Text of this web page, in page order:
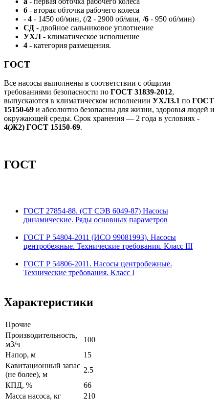
б - вторая обточка рабочего колеса
- 4 - 1450 об/мин, (/2 - 2900 об/мин, /6 - 950 об/мин)
СД - двойное сальниковое уплотнение
УХЛ - климатическое исполнение
4 - категория размещения.
ГОСТ
Все насосы выполнены в соответствии с общими
требованиями безопасности по ГОСТ 31839-2012,
выпускаются в климатическом исполнении УХЛ3.1 по ГОСТ
15150-69 и абсолютно безопасны для жизни, здоровья людей и
окружающей среды. Срок хранения — 2 года в условиях -
4(Ж2) ГОСТ 15150-69.
ГОСТ
ГОСТ 27854-88. (СТ СЭВ 6049-87) Насосы
динамические. Ряды основных параметров
ГОСТ Р 54804-2011 (ИСО 99081993). Насосы
центробежные. Технические требования. Класс III
ГОСТ Р 54806-2011. Насосы центробежные.
Технические требования. Класс I
Характеристики
Прочие
Производительность,
м3/ч
100
Напор, м
15
Кавитационный запас
(не более), м
2.5
КПД, %
66
Масса насоса, кг
210